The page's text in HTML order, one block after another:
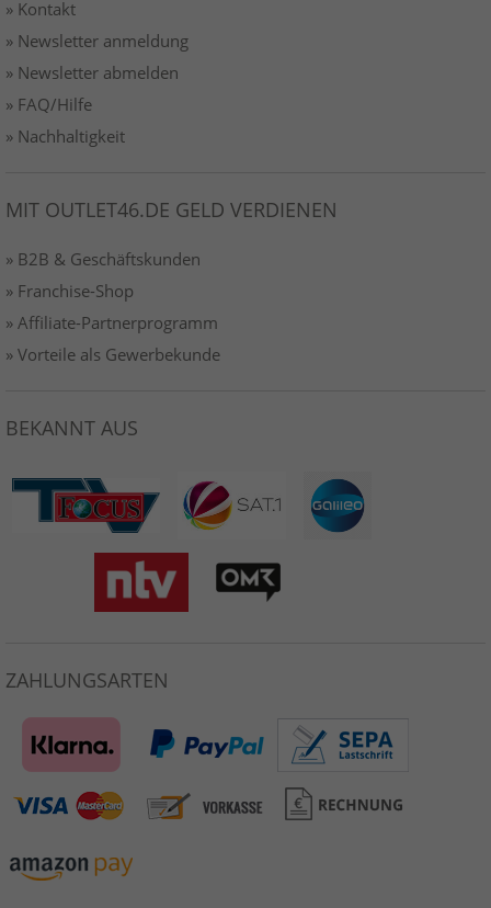
» Kontakt
» Newsletter anmeldung
» Newsletter abmelden
» FAQ/Hilfe
» Nachhaltigkeit
MIT OUTLET46.DE GELD VERDIENEN
» B2B & Geschäftskunden
» Franchise-Shop
» Affiliate-Partnerprogramm
» Vorteile als Gewerbekunde
BEKANNT AUS
ZAHLUNGSARTEN